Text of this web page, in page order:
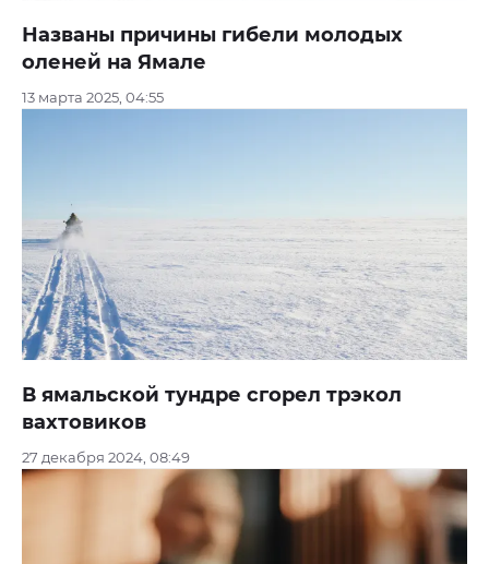
Названы причины гибели молодых
оленей на Ямале
13 марта 2025, 04:55
В ямальской тундре сгорел трэкол
вахтовиков
27 декабря 2024, 08:49